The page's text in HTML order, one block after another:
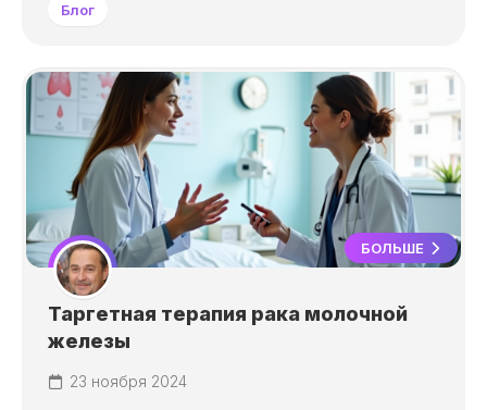
Блог
БОЛЬШЕ
Таргетная терапия рака молочной
железы
23 ноября 2024